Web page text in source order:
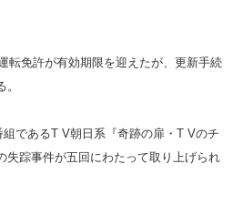
転免許が有効期限を迎えたが、更新手続
であるT V朝日系『奇跡の扉・T Vのチ
失踪事件が五回にわたって取り上げられ